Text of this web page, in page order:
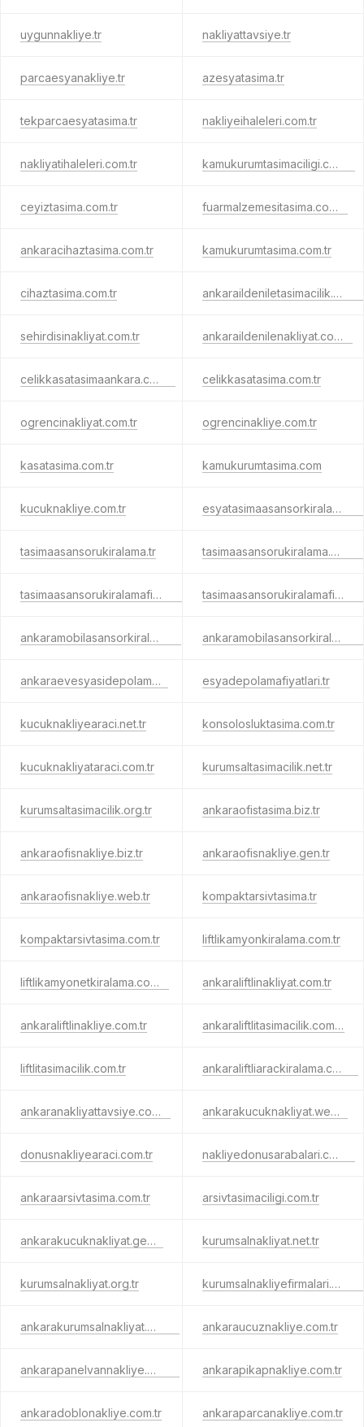
uygunnakliye.tr nakliyattavsiye.tr
parcaesyanakliye.tr azesyatasima.tr
tekparcaesyatasima.tr nakliyeihaleleri.com.tr
nakliyatihaleleri.com.tr kamukurumtasimaciligi.com.tr
ceyiztasima.com.tr fuarmalzemesitasima.com.tr
ankaracihaztasima.com.tr kamukurumtasima.com.tr
cihaztasima.com.tr ankaraildeniletasimacilik.com.tr
sehirdisinakliyat.com.tr ankaraildenilenakliyat.com.tr
celikkasatasimaankara.com.tr celikkasatasima.com.tr
ogrencinakliyat.com.tr ogrencinakliye.com.tr
kasatasima.com.tr kamukurumtasima.com
kucuknakliye.com.tr esyatasimaasansorkiralama.com.tr
tasimaasansorukiralama.tr tasimaasansorukiralama.com.tr
tasimaasansorukiralamafiyatlari.tr tasimaasansorukiralamafiyatlari.com.tr
ankaramobilasansorkiralama.tr ankaramobilasansorkiralama.com.tr
ankaraevesyasidepolama.tr esyadepolamafiyatlari.tr
kucuknakliyearaci.net.tr konsolosluktasima.com.tr
kucuknakliyataraci.com.tr kurumsaltasimacilik.net.tr
kurumsaltasimacilik.org.tr ankaraofistasima.biz.tr
ankaraofisnakliye.biz.tr ankaraofisnakliye.gen.tr
ankaraofisnakliye.web.tr kompaktarsivtasima.tr
kompaktarsivtasima.com.tr liftlikamyonkiralama.com.tr
liftlikamyonetkiralama.com.tr ankaraliftlinakliyat.com.tr
ankaraliftlinakliye.com.tr ankaraliftlitasimacilik.com.tr
liftlitasimacilik.com.tr ankaraliftliarackiralama.com.tr
ankaranakliyattavsiye.com.tr ankarakucuknakliyat.web.tr
donusnakliyearaci.com.tr nakliyedonusarabalari.com.tr
ankaraarsivtasima.com.tr arsivtasimaciligi.com.tr
ankarakucuknakliyat.gen.tr kurumsalnakliyat.net.tr
kurumsalnakliyat.org.tr kurumsalnakliyefirmalari.com.tr
ankarakurumsalnakliyat.com.tr ankaraucuznakliye.com.tr
ankarapanelvannakliye.com.tr ankarapikapnakliye.com.tr
ankaradoblonakliye.com.tr ankaraparcanakliye.com.tr